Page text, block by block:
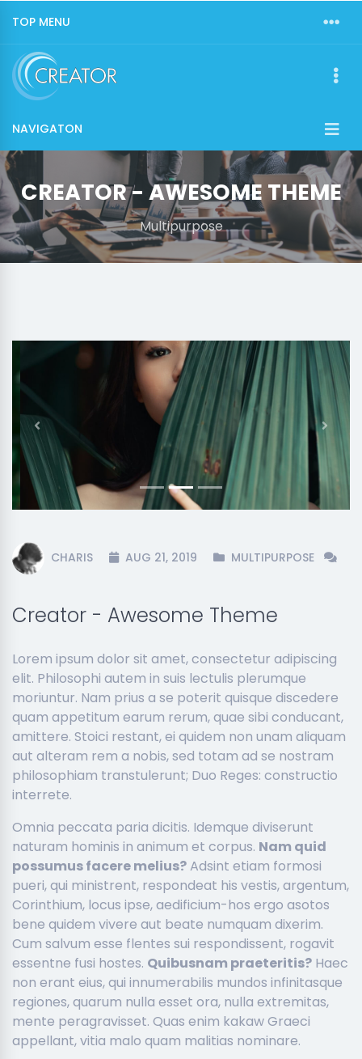
TOP MENU
NAVIGATON
CREATOR - AWESOME THEME
Multipurpose
Previous Next
CHARIS AUG 21, 2019 MULTIPURPOSE
Creator - Awesome Theme
Lorem ipsum dolor sit amet, consectetur adipiscing
elit. Philosophi autem in suis lectulis plerumque
moriuntur. Nam prius a se poterit quisque discedere
quam appetitum earum rerum, quae sibi conducant,
amittere. Stoici restant, ei quidem non unam aliquam
aut alteram rem a nobis, sed totam ad se nostram
philosophiam transtulerunt; Duo Reges: constructio
interrete.
Omnia peccata paria dicitis. Idemque diviserunt
naturam hominis in animum et corpus. Nam quid
possumus facere melius?Adsint etiam formosi
pueri, qui ministrent, respondeat his vestis, argentum,
Corinthium, locus ipse, aedificium-hos ergo asotos
bene quidem vivere aut beate numquam dixerim.
Cum salvum esse flentes sui respondissent, rogavit
essentne fusi hostes. Quibusnam praeteritis? Haec
non erant eius, qui innumerabilis mundos infinitasque
regiones, quarum nulla esset ora, nulla extremitas,
mente peragravisset. Quas enim kakaw Graeci
appellant, vitia malo quam malitias nominare.